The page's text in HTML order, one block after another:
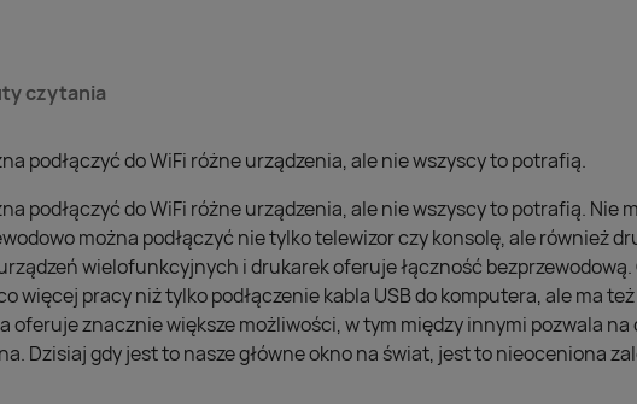
czytania
podłączyć do WiFi różne urządzenia, ale nie wszyscy to potrafią.
podłączyć do WiFi różne urządzenia, ale nie wszyscy to potrafią. Nie
można podłączyć nie tylko telewizor czy konsolę, ale również
wielofunkcyjnych i drukarek oferuje łączność
więcej pracy niż tylko podłączenie kabla USB do komputera, ale ma
oferuje znacznie większe możliwości, w tym między innymi pozwala
Dzisiaj gdy jest to nasze główne okno na świat, jest to nieoceniona